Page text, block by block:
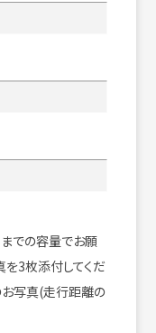
での容量でお願
を3枚添付してくだ
お写真(走行距離の